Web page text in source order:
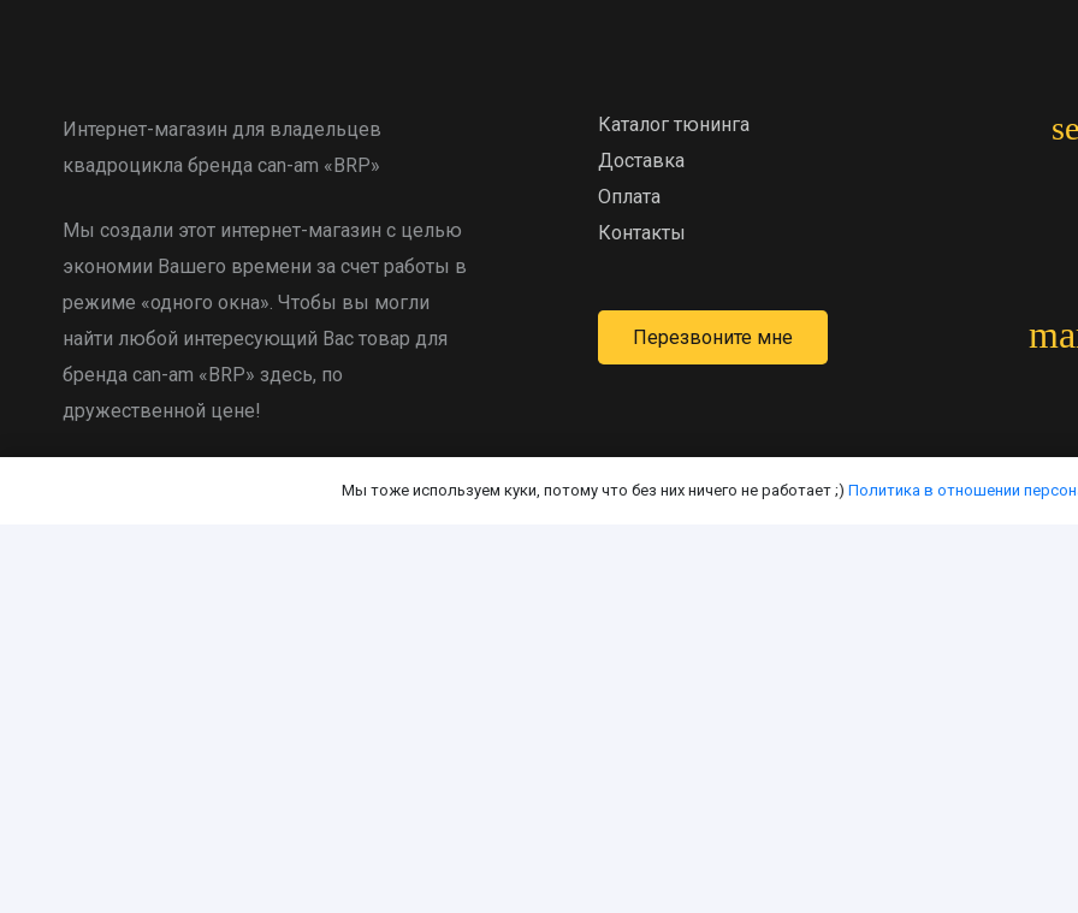
Интернет-магазин для владельцев
квадроцикла бренда can-am «BRP»
Мы создали этот интернет-магазин с целью
экономии Вашего времени за счет работы в
режиме «одного окна». Чтобы вы могли
найти любой интересующий Вас товар для
бренда can-am «BRP» здесь, по
дружественной цене!
Каталог тюнинга
Доставка
Оплата
Контакты
Перезвоните мне
Мы тоже используем куки, потому что без них ничего не работает ;) Политика в отношении